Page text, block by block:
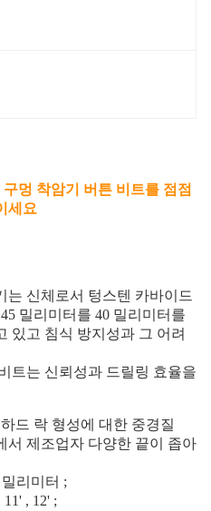
멍 착암기 버튼 비트를 점점
세요
는 신체로서 텅스텐 카바이드
밀리미터를 40 밀리미터를
있고 침식 방지성과 그 어려
트는 신뢰성과 드릴링 효율을
드 락 형성에 대한 중경질
서 제조업자 다양한 끝이 좁아
리미터 ;
, 12' ;